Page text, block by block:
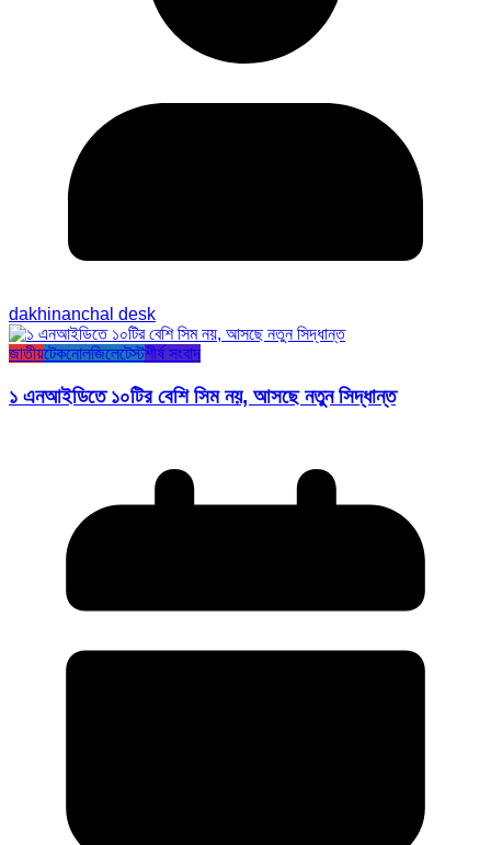
dakhinanchal desk
জাতীয়টেকনোলজিলেটেস্টশীর্ষ সংবাদ
১ এনআইডিতে ১০টির বেশি সিম নয়, আসছে নতুন সিদ্ধান্ত